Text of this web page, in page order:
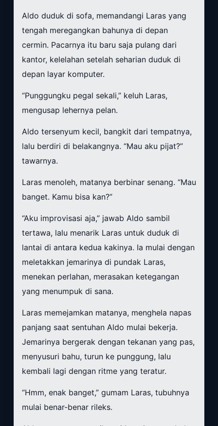
Aldo duduk di sofa, memandangi Laras yang
tengah meregangkan bahunya di depan
cermin. Pacarnya itu baru saja pulang dari
kantor, kelelahan setelah seharian duduk di
depan layar komputer.
“Punggungku pegal sekali,” keluh Laras,
mengusap lehernya pelan.
Aldo tersenyum kecil, bangkit dari tempatnya,
lalu berdiri di belakangnya. “Mau aku pijat?”
tawarnya.
Laras menoleh, matanya berbinar senang. “Mau
banget. Kamu bisa kan?”
“Aku improvisasi aja,” jawab Aldo sambil
tertawa, lalu menarik Laras untuk duduk di
lantai di antara kedua kakinya. Ia mulai dengan
meletakkan jemarinya di pundak Laras,
menekan perlahan, merasakan ketegangan
yang menumpuk di sana.
Laras memejamkan matanya, menghela napas
panjang saat sentuhan Aldo mulai bekerja.
Jemarinya bergerak dengan tekanan yang pas,
menyusuri bahu, turun ke punggung, lalu
kembali lagi dengan ritme yang teratur.
“Hmm, enak banget,” gumam Laras, tubuhnya
mulai benar-benar rileks.